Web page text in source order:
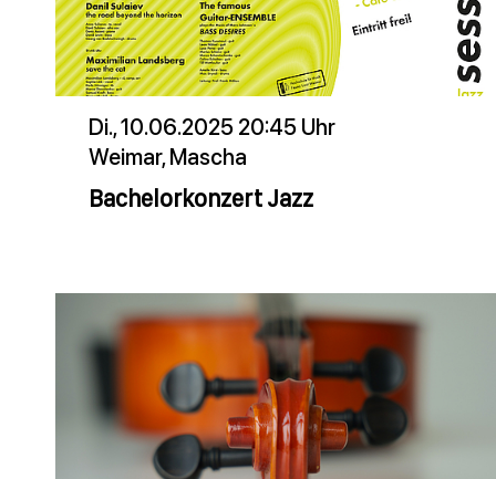
Di., 10.06.2025 20:45 Uhr
Weimar, Mascha
Bachelorkonzert Jazz